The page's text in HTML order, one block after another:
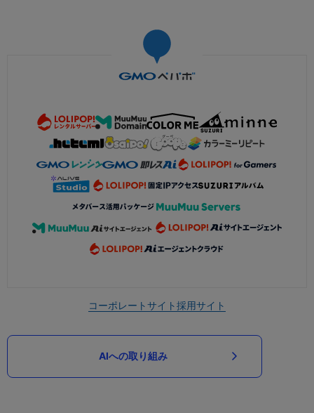
コーポレートサイト採用サイト
AIへの取り組み